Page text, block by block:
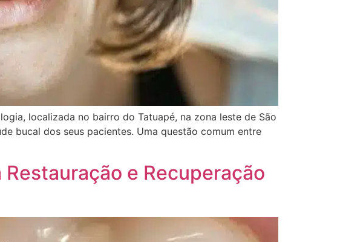
localizada no bairro do Tatuapé, na zona leste de São
bucal dos seus pacientes. Uma questão comum entre
e Recuperação